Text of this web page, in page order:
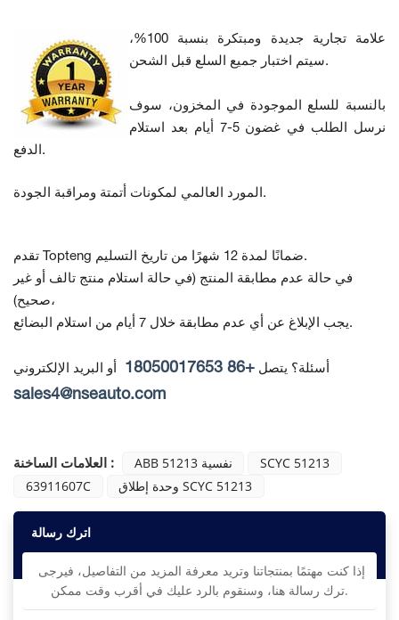
علامة تجارية جديدة ومبتكرة بنسبة 100%،
سيتم اختبار جميع السلع قبل الشحن.
بالنسبة للسلع الموجودة في المخزون، سوف
نرسل الطلب في غضون 5-7 أيام بعد استلام
الدفع.
المورد العالمي لمكونات أتمتة ومراقبة الجودة.
تقدم Topteng ضمانًا لمدة 12 شهرًا من تاريخ التسليم.
في حالة عدم مطابقة المنتج (في حالة استلام منتج تالف أو غير
صحيح)،
يجب الإبلاغ عن أي عدم مطابقة خلال 7 أيام من استلام البضائع.
أسئلة؟ يتصل +86 18050017653 أو البريد الإلكتروني
sales4@nseauto.com
العلامات الساخنة : ABB نفسية 51213
SCYC 51213
63911607C
وحدة إطلاق SCYC 51213
اترك رسالة
ترك رسالة هنا، وسنقوم بالرد عليك في أقرب وقت ممكن.